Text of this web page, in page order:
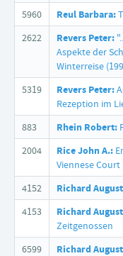
5960
Reul Barbara:
2622
Revers Peter:
Aspekte der
Winterreise
5319
Revers Peter:
Rezeption im
883
Rhein Robert:
2004
Rice John A.:
Viennese Court
4152
Richard
4153
Richard
Zeitgenossen
6599
Richard